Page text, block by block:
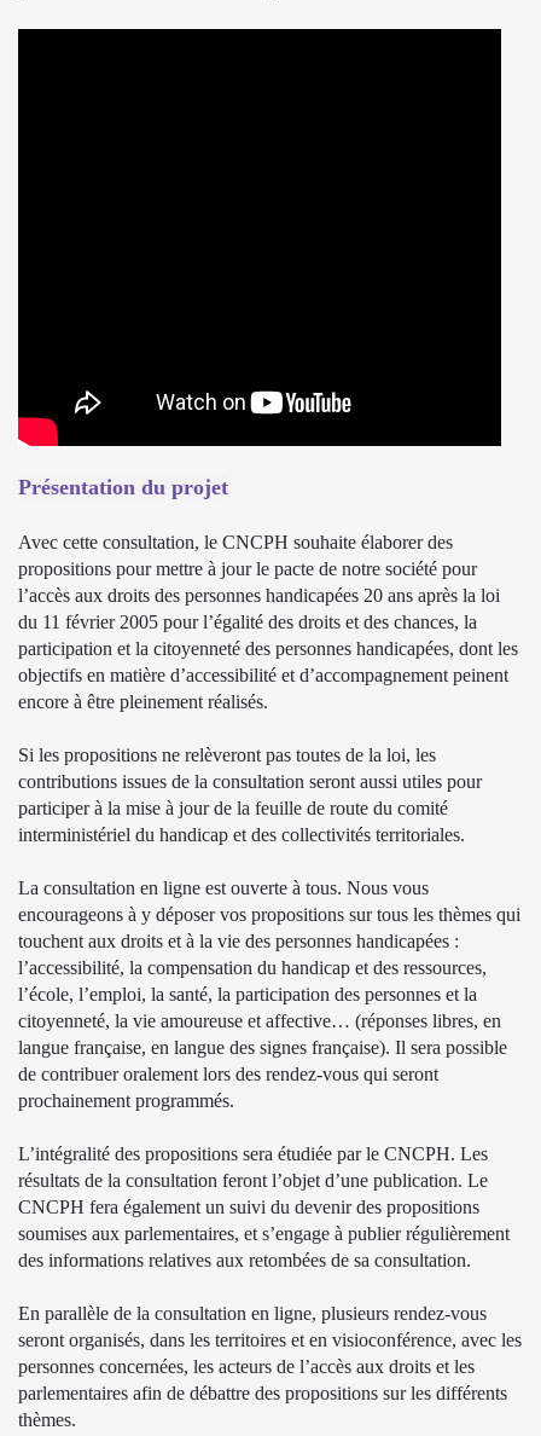
Présentation du projet
Avec cette consultation, le CNCPH souhaite élaborer des
propositions pour mettre à jour le pacte de notre société pour
l’accès aux droits des personnes handicapées 20 ans après la loi
du 11 février 2005 pour l’égalité des droits et des chances, la
participation et la citoyenneté des personnes handicapées, dont les
objectifs en matière d’accessibilité et d’accompagnement peinent
encore à être pleinement réalisés.
Si les propositions ne relèveront pas toutes de la loi, les
contributions issues de la consultation seront aussi utiles pour
participer à la mise à jour de la feuille de route du comité
interministériel du handicap et des collectivités territoriales.
La consultation en ligne est ouverte à tous. Nous vous
encourageons à y déposer vos propositions sur tous les thèmes qui
touchent aux droits et à la vie des personnes handicapées :
l’accessibilité, la compensation du handicap et des ressources,
l’école, l’emploi, la santé, la participation des personnes et la
citoyenneté, la vie amoureuse et affective… (réponses libres, en
langue française, en langue des signes française). Il sera possible
de contribuer oralement lors des rendez-vous qui seront
prochainement programmés.
L’intégralité des propositions sera étudiée par le CNCPH. Les
résultats de la consultation feront l’objet d’une publication. Le
CNCPH fera également un suivi du devenir des propositions
soumises aux parlementaires, et s’engage à publier régulièrement
des informations relatives aux retombées de sa consultation.
En parallèle de la consultation en ligne, plusieurs rendez-vous
seront organisés, dans les territoires et en visioconférence, avec les
personnes concernées, les acteurs de l’accès aux droits et les
parlementaires afin de débattre des propositions sur les différents
thèmes.